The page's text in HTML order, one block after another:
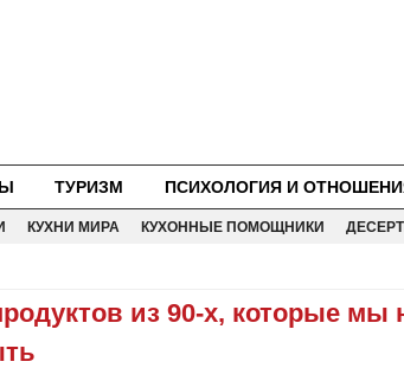
ТУРИЗМ ПСИХОЛОГИЯ И
КУХНИ МИРА КУХОННЫЕ ПОМОЩНИКИ
из 90-х, которые мы